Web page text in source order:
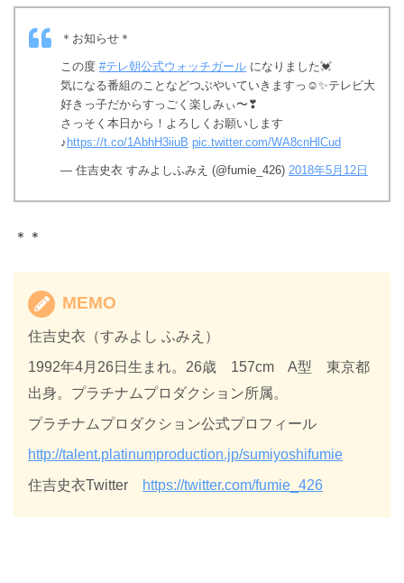
＊お知らせ＊
この度 #テレ朝公式ウォッチガール になりました💓
気になる番組のことなどつぶやいていきますっ☺✨テレビ大
好きっ子だからすっごく楽しみぃ〜❣
さっそく本日から！よろしくお願いします
♪ https://t.co/1AbhH3iiuB pic.twitter.com/WA8cnHlCud
— 住吉史衣 すみよしふみえ (@fumie_426) 2018年5月12日
＊＊
MEMO
住吉史衣（すみよし ふみえ）
1992年4月26日生まれ。26歳 157cm A型 東京都
出身。プラチナムプロダクション所属。
プラチナムプロダクション公式プロフィール
http://talent.platinumproduction.jp/sumiyoshifumie
住吉史衣Twitter
https://twitter.com/fumie_426